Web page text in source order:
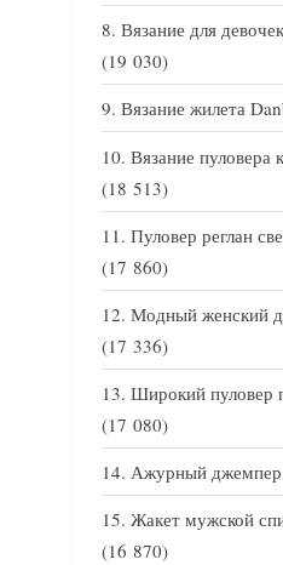
Вязание для
(19 030)
Вязание жилета
Вязание пуловера
(18 513)
Пуловер реглан
(17 860)
Модный женский
(17 336)
Широкий пуловер
(17 080)
Ажурный джемпер
Жакет мужской
(16 870)